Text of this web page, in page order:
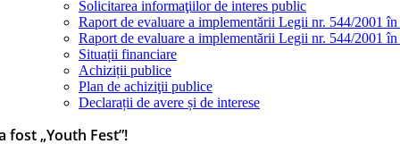
Solicitarea informaţiilor de interes public
Raport de evaluare a implementării Legii nr. 544/2001
Raport de evaluare a implementării Legii nr. 544/2001
Situații financiare
Achiziții publice
Plan de achiziţii publice
Declarații de avere și de interese
fost „Youth Fest”!